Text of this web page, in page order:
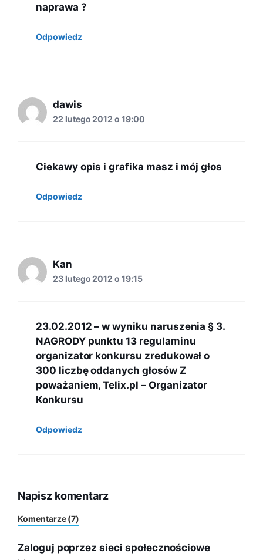
naprawa ?
Odpowiedz
dawis
22 lutego 2012 o 19:00
Ciekawy opis i grafika masz i mój głos
Odpowiedz
Kan
23 lutego 2012 o 19:15
23.02.2012 – w wyniku naruszenia § 3.
NAGRODY punktu 13 regulaminu
organizator konkursu zredukował o
300 liczbę oddanych głosów Z
poważaniem, Telix.pl – Organizator
Konkursu
Odpowiedz
Napisz komentarz
Komentarze (7)
Zaloguj poprzez sieci społecznościowe